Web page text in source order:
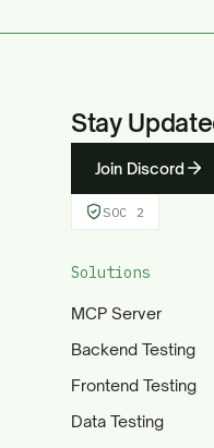
Stay
Join Discord
SOC 2
Solutions
MCP Server
Backend Testing
Frontend Testing
Data Testing